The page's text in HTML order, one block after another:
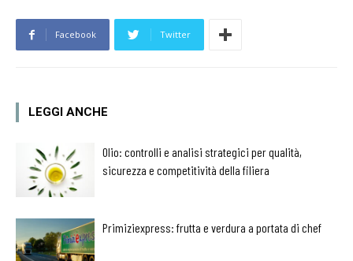
Facebook Twitter
LEGGI ANCHE
Olio: controlli e analisi strategici per qualità,
sicurezza e competitività della filiera
Primiziexpress: frutta e verdura a portata di chef